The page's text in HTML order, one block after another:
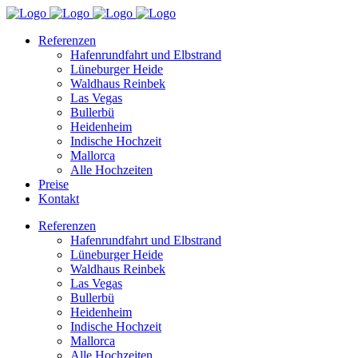
Referenzen
Hafenrundfahrt und Elbstrand
Lüneburger Heide
Waldhaus Reinbek
Las Vegas
Bullerbü
Heidenheim
Indische Hochzeit
Mallorca
Alle Hochzeiten
Preise
Kontakt
Referenzen
Hafenrundfahrt und Elbstrand
Lüneburger Heide
Waldhaus Reinbek
Las Vegas
Bullerbü
Heidenheim
Indische Hochzeit
Mallorca
Alle Hochzeiten